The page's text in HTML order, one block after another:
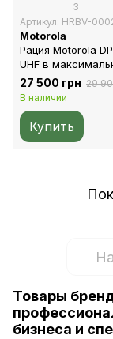
3
Артикул: HRBV-
Motorola
Рация Motorola
UHF в
комплектации
27 500 грн 29
В наличии
Купить
Товары
бизнеса и